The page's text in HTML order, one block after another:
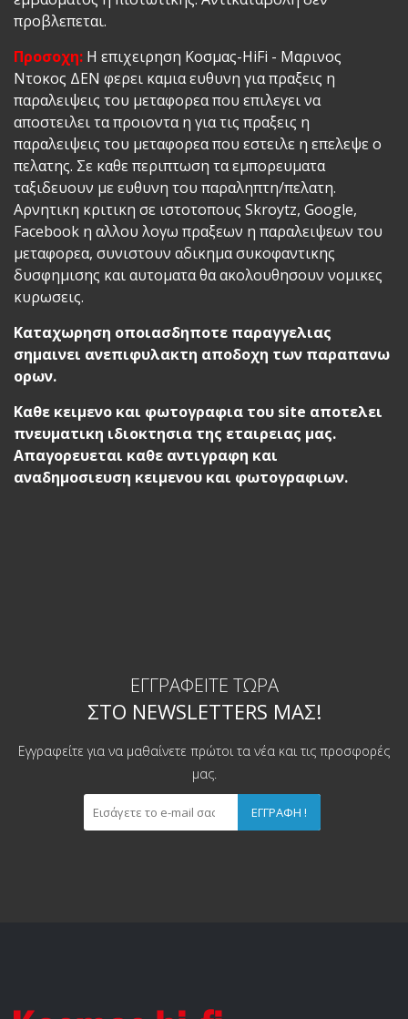
προβλεπεται.
Προσοχη: Η επιχειρηση Κοσμας-HiFi - Μαρινος
Ντοκος ΔΕΝ φερει καμια ευθυνη για πραξεις η
παραλειψεις του μεταφορεα που επιλεγει να
αποστειλει τα προιοντα η για τις πραξεις η
παραλειψεις του μεταφορεα που εστειλε η επελεψε ο
πελατης. Σε καθε περιπτωση τα εμπορευματα
ταξιδευουν με ευθυνη του παραληπτη/πελατη.
Αρνητικη κριτικη σε ιστοτοπους Skroytz, Google,
Facebook η αλλου λογω πραξεων η παραλειψεων του
μεταφορεα, συνιστουν αδικημα συκοφαντικης
δυσφημισης και αυτοματα θα ακολουθησουν νομικες
κυρωσεις.
Καταχωρηση οποιασδηποτε παραγγελιας
σημαινει ανεπιφυλακτη αποδοχη των παραπανω
ορων.
Καθε κειμενο και φωτογραφια του site αποτελει
πνευματικη ιδιοκτησια της εταιρειας μας.
Απαγορευεται καθε αντιγραφη και
αναδημοσιευση κειμενου και φωτογραφιων.
ΕΓΓΡΑΦΕΊΤΕ ΤΏΡΑ
ΣΤΟ NEWSLETTERS ΜΑΣ!
Εγγραφείτε για να μαθαίνετε πρώτοι τα νέα και τις προσφορές
μας.
ΕΓΓΡΑΦΉ !